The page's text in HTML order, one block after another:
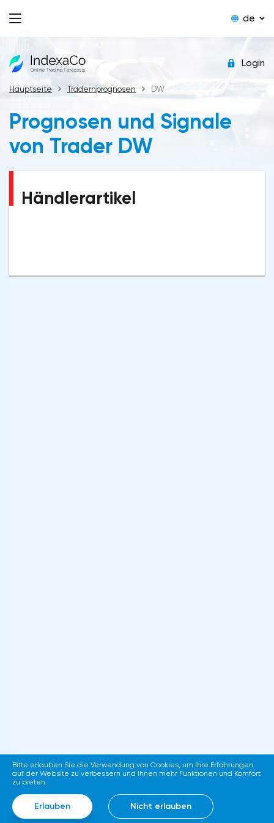
de
Login
Hauptseite Tradernprognosen DW
Prognosen und Signale
von Trader DW
Händlerartikel
Bitte erlauben Sie die Verwendung von Cookies, um Ihre Erfahrungen
auf der Website zu verbessern und Ihnen mehr Funktionen und Komfort
zu bieten.
Erlauben Nicht erlauben